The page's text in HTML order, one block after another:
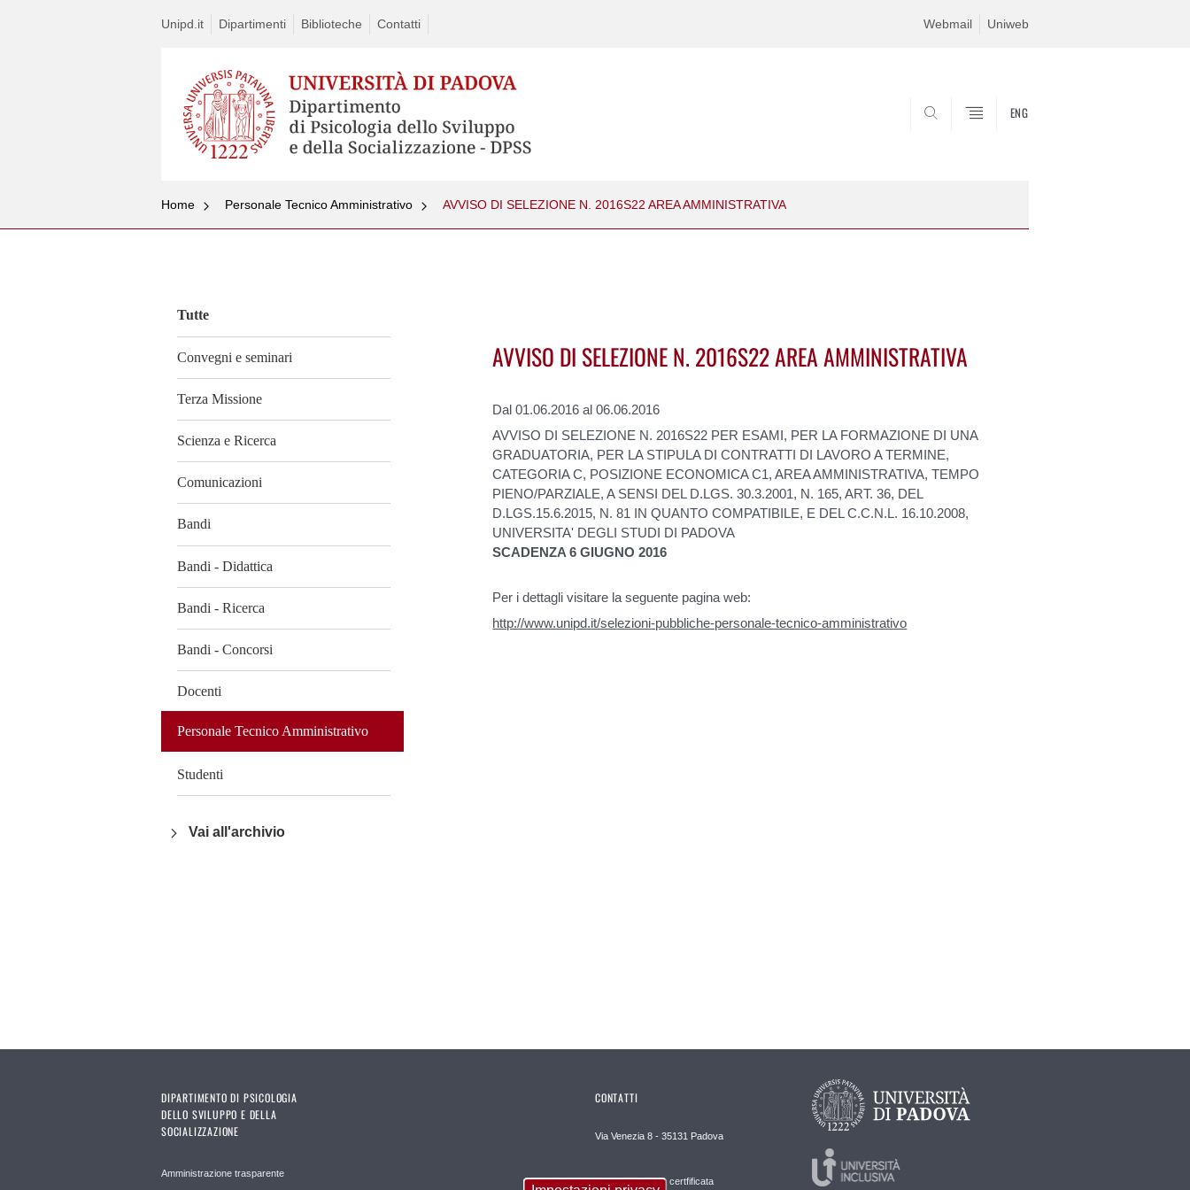
Unipd.it Dipartimenti Biblioteche Contatti Webmail Uniweb
ENG
Home Personale Tecnico Amministrativo AVVISO DI SELEZIONE N. 2016S22 AREA AMMINISTRATIVA
Tutte
Convegni e seminari
Terza Missione
Scienza e Ricerca
Comunicazioni
Bandi
Bandi - Didattica
Bandi - Ricerca
Bandi - Concorsi
Docenti
Personale Tecnico Amministrativo
Studenti
Vai all'archivio
AVVISO DI SELEZIONE N. 2016S22 AREA AMMINISTRATIVA
Dal 01.06.2016 al 06.06.2016
AVVISO DI SELEZIONE N. 2016S22 PER ESAMI, PER LA FORMAZIONE DI UNA
GRADUATORIA, PER LA STIPULA DI CONTRATTI DI LAVORO A TERMINE,
CATEGORIA C, POSIZIONE ECONOMICA C1, AREA AMMINISTRATIVA, TEMPO
PIENO/PARZIALE, A SENSI DEL D.LGS. 30.3.2001, N. 165, ART. 36, DEL
D.LGS.15.6.2015, N. 81 IN QUANTO COMPATIBILE, E DEL C.C.N.L. 16.10.2008,
UNIVERSITA' DEGLI STUDI DI PADOVA
SCADENZA 6 GIUGNO 2016
Per i dettagli visitare la seguente pagina web:
http://www.unipd.it/selezioni-pubbliche-personale-tecnico-amministrativo
DIPARTIMENTO DI PSICOLOGIA
DELLO SVILUPPO E DELLA
SOCIALIZZAZIONE
Amministrazione trasparente
CONTATTI
Via Venezia 8 - 35131 Padova
Posta elettronica certfificata